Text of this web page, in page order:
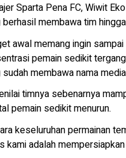
Sparta Pena FC, Wiwit
berhasil membawa tim
awal memang ingin
pemain sedikit
sudah membawa nama
timnya sebenarnya
pemain sedikit menurun.
keseluruhan permainan
kami adalah